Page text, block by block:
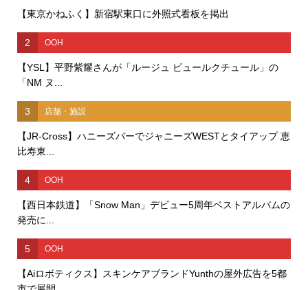
【東京かねふく】新宿駅東口に外照式看板を掲出
2 OOH
【YSL】平野紫耀さんが「ルージュ ピュールクチュール」の
「NM ヌ...
3 店舗・施設
【JR-Cross】ハニーズバーでジャニーズWESTとタイアップ 恵
比寿東...
4 OOH
【西日本鉄道】「Snow Man」デビュー5周年ベストアルバムの
発売に...
5 OOH
【Aiロボティクス】スキンケアブランドYunthの屋外広告を5都